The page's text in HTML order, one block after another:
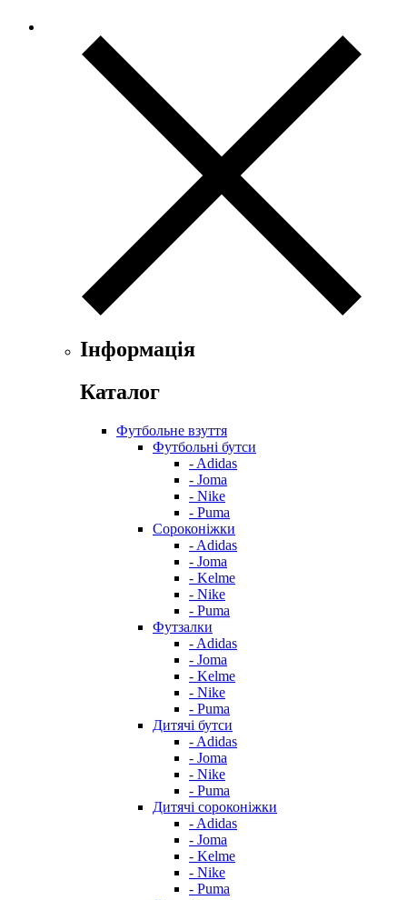
Інформація
Каталог
Футбольне взуття
Футбольні бутси
- Adidas
- Joma
- Nike
- Puma
Сороконіжки
- Adidas
- Joma
- Kelme
- Nike
- Puma
Футзалки
- Adidas
- Joma
- Kelme
- Nike
- Puma
Дитячі бутси
- Adidas
- Joma
- Nike
- Puma
Дитячі сороконіжки
- Adidas
- Joma
- Kelme
- Nike
- Puma